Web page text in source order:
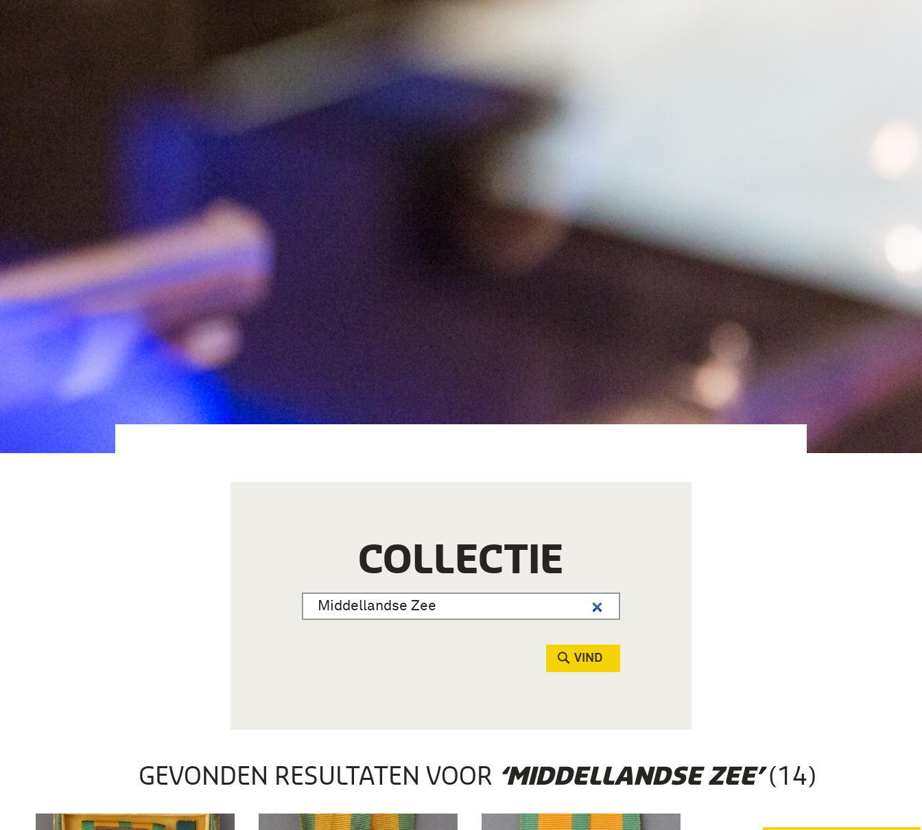
COLLECTIE
VIND
GEVONDEN RESULTATEN VOOR ‘MIDDELLANDSE ZEE’(14)